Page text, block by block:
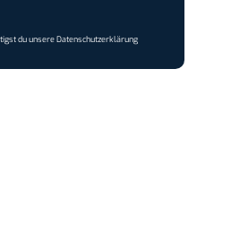
du unsereDatenschutzerklärung